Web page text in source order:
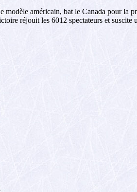
américain, bat le Canada pour
réjouit les 6012 spectateurs et suscite